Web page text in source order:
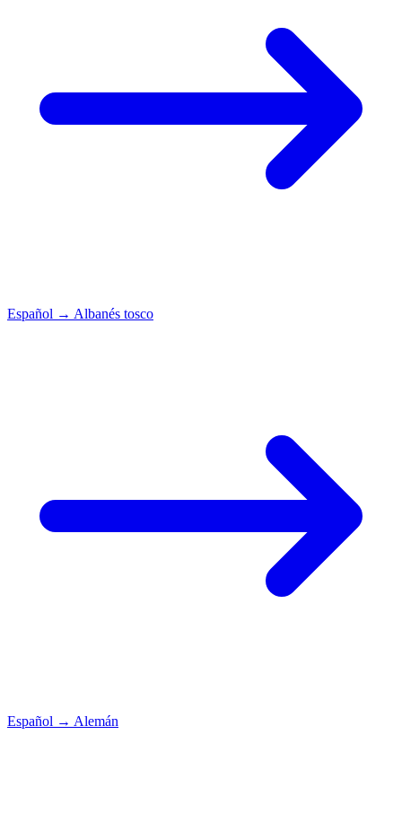
Español → Albanés tosco
Español → Alemán